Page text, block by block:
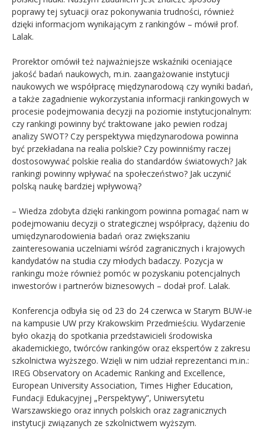
poprawy tej sytuacji oraz pokonywania trudności, również
dzięki informacjom wynikającym z rankingów – mówił prof.
Lalak.
Prorektor omówił też najważniejsze wskaźniki oceniające
jakość badań naukowych, m.in. zaangażowanie instytucji
naukowych we współpracę międzynarodową czy wyniki badań,
a także zagadnienie wykorzystania informacji rankingowych w
procesie podejmowania decyzji na poziomie instytucjonalnym:
czy rankingi powinny być traktowane jako pewien rodzaj
analizy SWOT? Czy perspektywa międzynarodowa powinna
być przekładana na realia polskie? Czy powinniśmy raczej
dostosowywać polskie realia do standardów światowych? Jak
rankingi powinny wpływać na społeczeństwo? Jak uczynić
polską naukę bardziej wpływową?
– Wiedza zdobyta dzięki rankingom powinna pomagać nam w
podejmowaniu decyzji o strategicznej współpracy, dążeniu do
umiędzynarodowienia badań oraz zwiększaniu
zainteresowania uczelniami wśród zagranicznych i krajowych
kandydatów na studia czy młodych badaczy. Pozycja w
rankingu może również pomóc w pozyskaniu potencjalnych
inwestorów i partnerów biznesowych – dodał prof. Lalak.
Konferencja odbyła się od 23 do 24 czerwca w Starym BUW-ie
na kampusie UW przy Krakowskim Przedmieściu. Wydarzenie
było okazją do spotkania przedstawicieli środowiska
akademickiego, twórców rankingów oraz ekspertów z zakresu
szkolnictwa wyższego. Wzięli w nim udział reprezentanci m.in.:
IREG Observatory on Academic Ranking and Excellence,
European University Association, Times Higher Education,
Fundacji Edukacyjnej „Perspektywy”, Uniwersytetu
Warszawskiego oraz innych polskich oraz zagranicznych
instytucji związanych ze szkolnictwem wyższym.